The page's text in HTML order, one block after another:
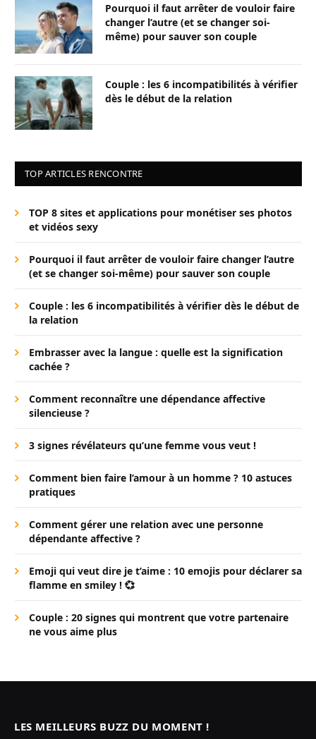
Pourquoi il faut arrêter de vouloir faire
changer l’autre (et se changer soi-
même) pour sauver son couple
Couple : les 6 incompatibilités à vérifier
dès le début de la relation
TOP ARTICLES RENCONTRE
TOP 8 sites et applications pour monétiser ses photos
et vidéos sexy
Pourquoi il faut arrêter de vouloir faire changer l’autre
(et se changer soi-même) pour sauver son couple
Couple : les 6 incompatibilités à vérifier dès le début de
la relation
Embrasser avec la langue : quelle est la signification
cachée ?
Comment reconnaître une dépendance affective
silencieuse ?
3 signes révélateurs qu’une femme vous veut !
Comment bien faire l’amour à un homme ? 10 astuces
pratiques
Comment gérer une relation avec une personne
dépendante affective ?
Emoji qui veut dire je t’aime : 10 emojis pour déclarer sa
flamme en smiley ! 💞
Couple : 20 signes qui montrent que votre partenaire
ne vous aime plus
LES MEILLEURS BUZZ DU MOMENT !